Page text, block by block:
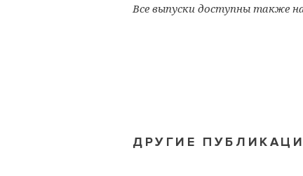
Все выпуски доступны также
ДРУГИЕ